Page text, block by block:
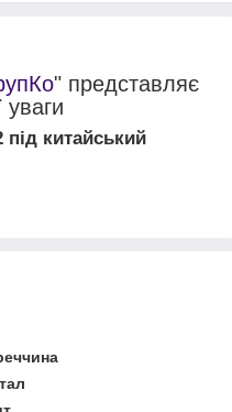
" представляє
китайський